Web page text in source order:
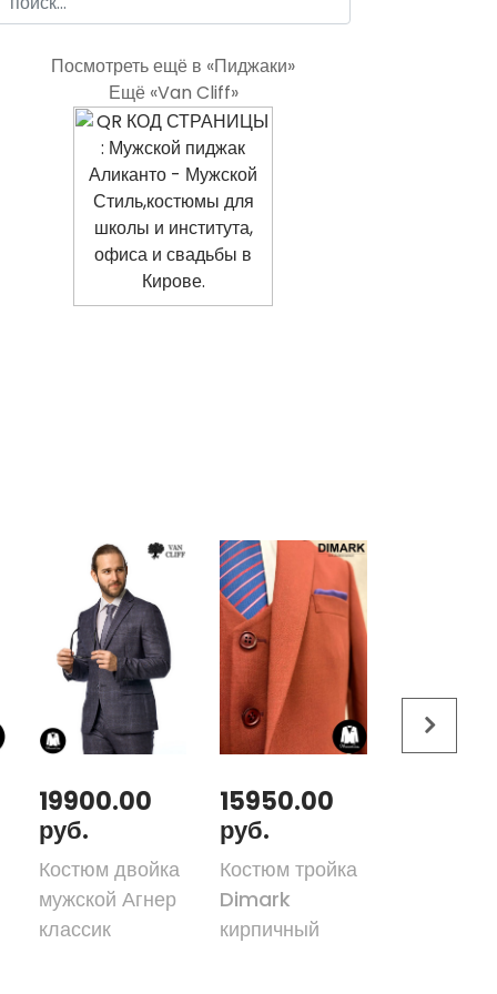
Посмотреть ещё в «Пиджаки»
Ещё «Van Cliff»
19900.00
руб.
Костюм двойка
мужской Агнер
классик
15950.00
руб.
Костюм тройка
Dimark
кирпичный